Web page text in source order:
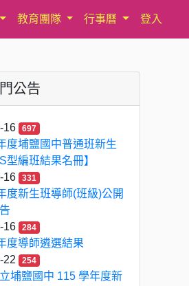
教育團隊 行事曆 登入
公告
16 697
度埔鹽國中普通班新生
型編班結果名冊】
16
331
度新生班導師(班級)公開
16
284
度導師遴選結果
22
254
埔鹽國中 115 學年度新